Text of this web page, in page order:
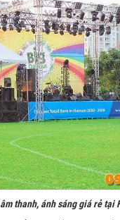
thanh, ánh sáng giá rẻ tại